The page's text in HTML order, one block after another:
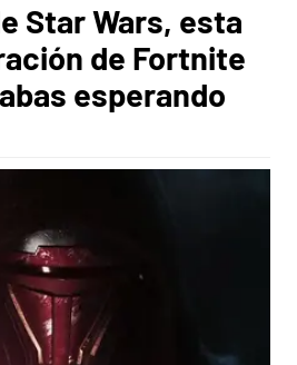
Star Wars, esta
de Fortnite
esperando